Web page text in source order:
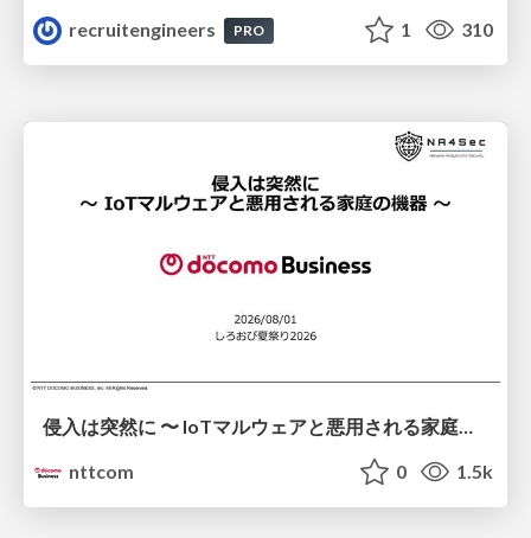
recruitengineers PRO 1 310
nttcom
0 1.5k